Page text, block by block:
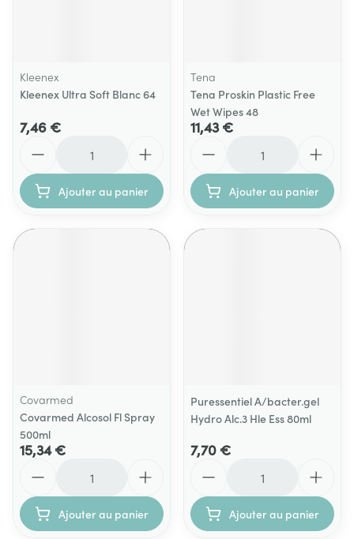
Kleenex
Kleenex Ultra Soft Blanc 64
7,46 €
Ajouter au panier
Tena
Tena Proskin Plastic Free
Wet Wipes 48
11,43 €
Ajouter au panier
Covarmed
Covarmed Alcosol Fl Spray
500ml
15,34 €
Ajouter au panier
Puressentiel A/bacter.gel
Hydro Alc.3 Hle Ess 80ml
7,70 €
Ajouter au panier